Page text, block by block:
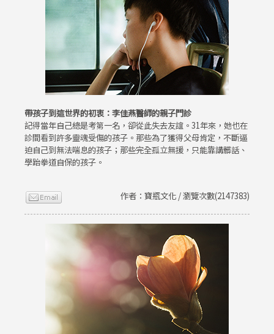
帶孩子到這世界的初衷：李佳燕醫師的親子門診
記得當年自己總是考第一名，卻從此失去友誼。31年來，她也在
診間看到許多靈魂受傷的孩子。那些為了獲得父母肯定，不斷逼
迫自己到無法喘息的孩子；那些完全孤立無援，只能靠講髒話、
學跆拳道自保的孩子。
作者：寶瓶文化 / 瀏覽次數(2147383)